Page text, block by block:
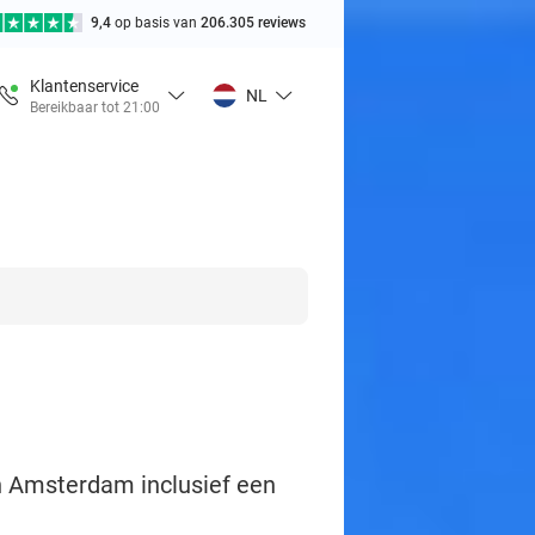
9,4 op basis van 206.305 reviews
Klantenservice
Bereikbaar tot 21:00
NL
Amsterdam inclusief een